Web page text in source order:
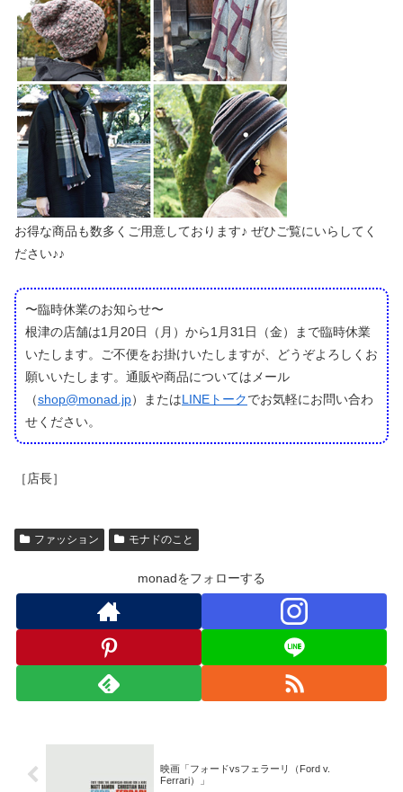
お得な商品も数多くご用意しております♪ ぜひご覧にいらしてく
ださい♪♪
〜臨時休業のお知らせ〜
根津の店舗は1月20日（月）から1月31日（金）まで臨時休業
いたします。ご不便をお掛けいたしますが、どうぞよろしくお
願いいたします。通販や商品についてはメール
（shop@monad.jp）またはLINEトークでお気軽にお問い合わ
せください。
［店長］
ファッション モナドのこと
monadをフォローする
映画「フォードvsフェラーリ（Ford v.
Ferrari）」